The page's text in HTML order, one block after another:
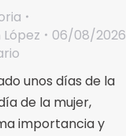
06/08/2026
unos días de la
de la mujer,
importancia y